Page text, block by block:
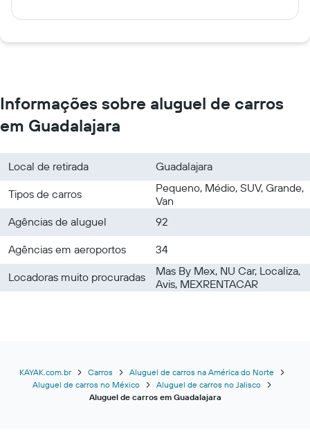
Informações sobre aluguel de carros
em Guadalajara
Local de retirada
Guadalajara
Tipos de carros
Pequeno, Médio, SUV, Grande,
Van
Agências de aluguel
92
Agências em aeroportos
34
Locadoras muito procuradas
Mas By Mex, NU Car, Localiza,
Avis, MEXRENTACAR
KAYAK.com.br Carros
Aluguel de carros na América do Norte
Aluguel de carros no México
Aluguel de carros no Jalisco
Aluguel de carros em Guadalajara